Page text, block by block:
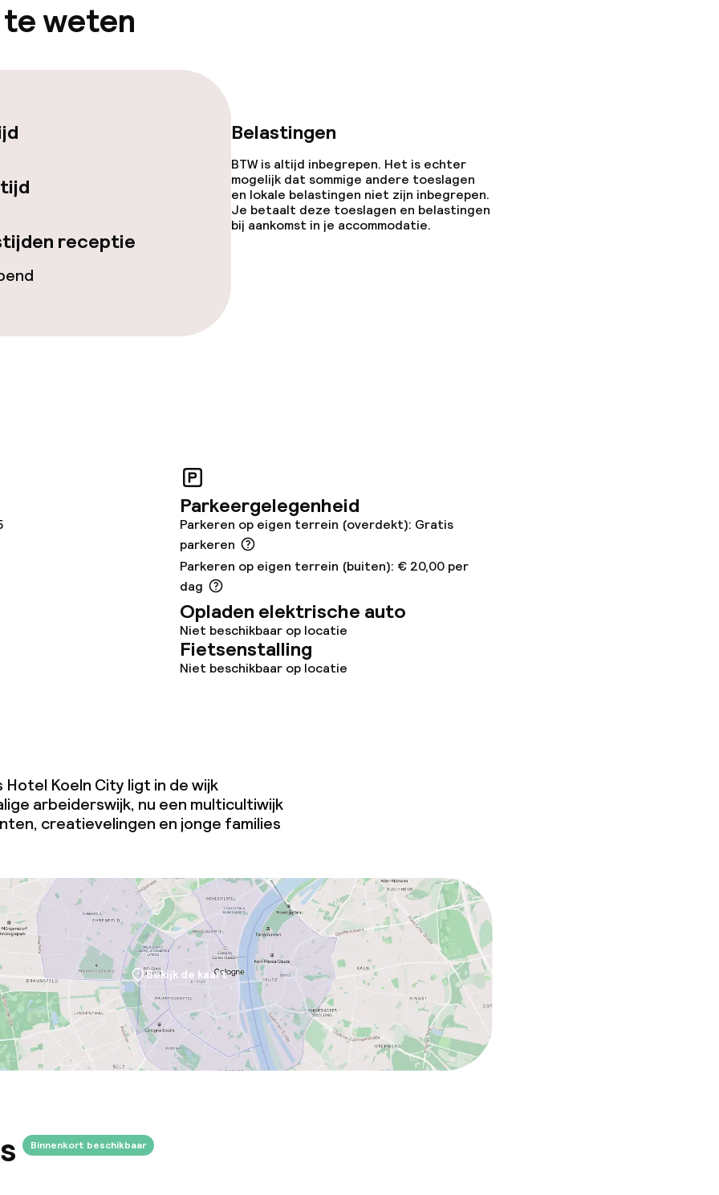
toegestaan
5 kg)
te weten
receptie
Belastingen
BTW is altijd inbegrepen. Het is echter
mogelijk dat sommige andere toeslagen
en lokale belastingen niet zijn inbegrepen.
Je betaalt deze toeslagen en belastingen
bij aankomst in je accommodatie.
Parkeergelegenheid
Parkeren op eigen terrein (overdekt): Gratis
parkeren
Parkeren op eigen terrein (buiten): € 20,00 per
dag
Opladen elektrische auto
Niet beschikbaar op locatie
Fietsenstalling
Niet beschikbaar op locatie
Koeln City ligt in de wijk
arbeiderswijk, nu een multicultiwijk
creatievelingen en jonge families
Bekijk de kaart
Binnenkort beschikbaar